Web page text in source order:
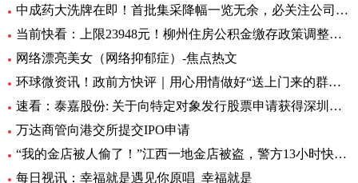
中成药大洗牌在即！首批集采降幅一览无余，必关注公司火线全揭秘，投资风险哪里藏？
当前快看：上限23948元！柳州住房公积金缴存政策调整，7月起执行
网络漂亮美女（网络抑郁症）-焦点热文
环球微资讯！政前方快评｜用心用情做好“送上门来的群众工作”
速看：泰嘉股份: 关于向特定对象发行股票申请获得深圳证券交易所上市审核中心审核通过的公告
万达商管向港交所提交IPO申请
“我的金店被人偷了！”江西一地金店被盗，警方13小时快速侦破 每日看点
每日视讯：幸福就是遇见你原唱_幸福就是